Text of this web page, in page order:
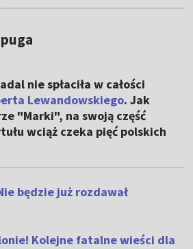
nie spłaciła w całości
Lewandowskiego. Jak
"Marki", na swoją część
wciąż czeka pięć polskich
będzie już rozdawał
Kolejne fatalne wieści dla